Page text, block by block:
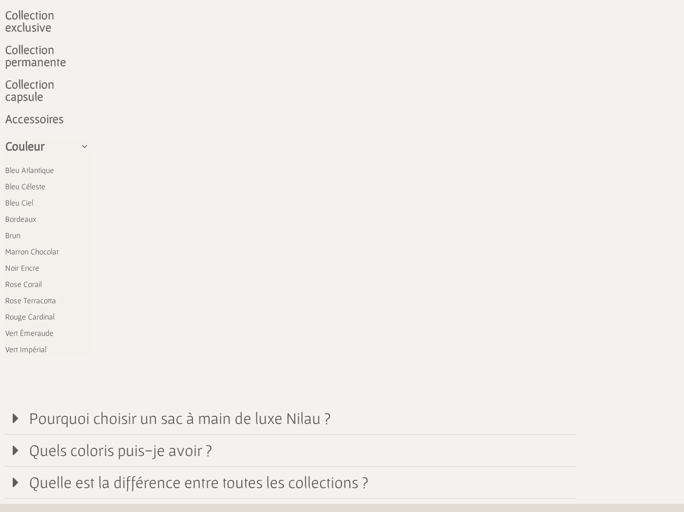
Collection
exclusive
Collection
permanente
Collection
capsule
Accessoires
Couleur
Bleu Atlantique
Bleu Céleste
Bleu Ciel
Bordeaux
Brun
Marron Chocolat
Noir Encre
Rose Corail
Rose Terracotta
Rouge Cardinal
Vert Émeraude
Vert Impérial
Pourquoi choisir un sac à main de luxe Nilau ?
Quels coloris puis-je avoir ?
Quelle est la différence entre toutes les collections ?